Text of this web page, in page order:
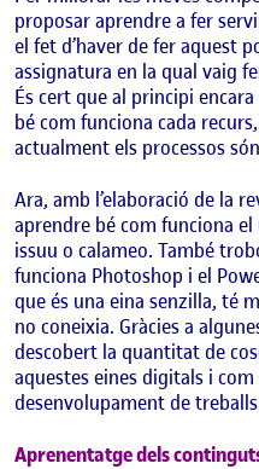
proposar aprendre a fer
el fet d’haver de fer aquest
assignatura en la qual vaig
És cert que al principi
bé com funciona cada
actualment els processos
Ara, amb l’elaboració de la
aprendre bé com funciona
issuu o calameo. També
funciona Photoshop i el
que és una eina senzilla, té
no coneixia. Gràcies a
descobert la quantitat de
aquestes eines digitals i com
desenvolupament de
Aprenentatge dels